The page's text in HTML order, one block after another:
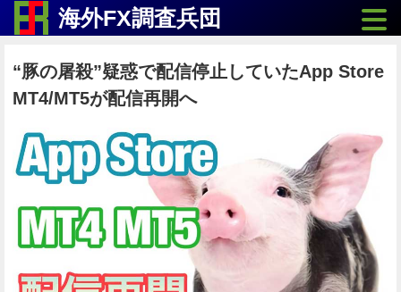
海外FX調査兵団
“豚の屠殺”疑惑で配信停止していたApp Store
MT4/MT5が配信再開へ